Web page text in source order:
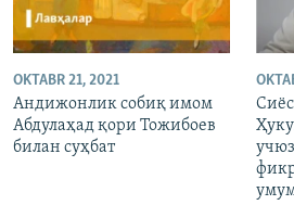
OKTABR 21, 2021
Андижонлик собиқ имом
Абдулаҳад қори Тожибоев
билан суҳбат